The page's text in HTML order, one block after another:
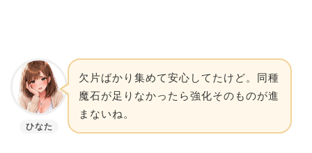
ひなた
欠片ばかり集めて安心してたけど。同種
魔石が足りなかったら強化そのものが進
まないね。